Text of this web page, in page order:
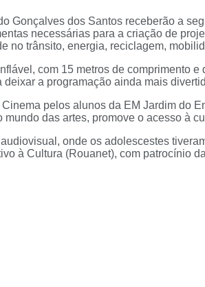
Gonçalves dos Santos receberão a
necessárias para a criação de
trânsito, energia, reciclagem,
com 15 metros de comprimento
a programação ainda mais
pelos alunos da EM Jardim do
das artes, promove o acesso à
onde os adolescestes
à Cultura (Rouanet), com patrocínio